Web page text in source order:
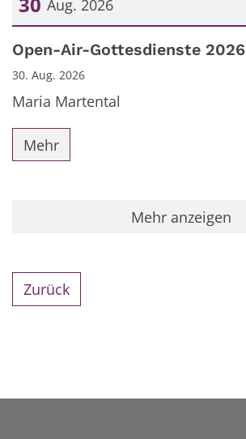
Aug. 2026
Datum: 30. August 2026
Open-Air-Gottesdienste 2026
30. Aug. 2026
Maria Martental
Mehr
Mehr anzeigen
Zurück